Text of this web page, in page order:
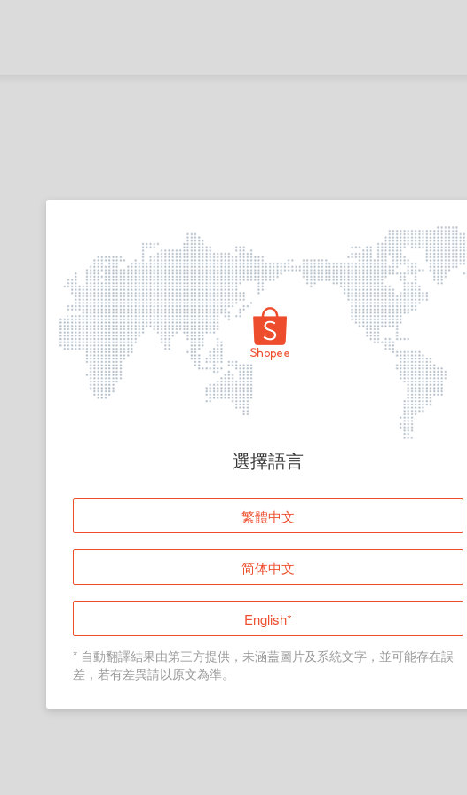
頁面無法顯示
登入
返回首頁
選擇語言
繁體中文
简体中文
English*
* 自動翻譯結果由第三方提供，未涵蓋圖片及系統文字，並可能存在誤
差，若有差異請以原文為準。